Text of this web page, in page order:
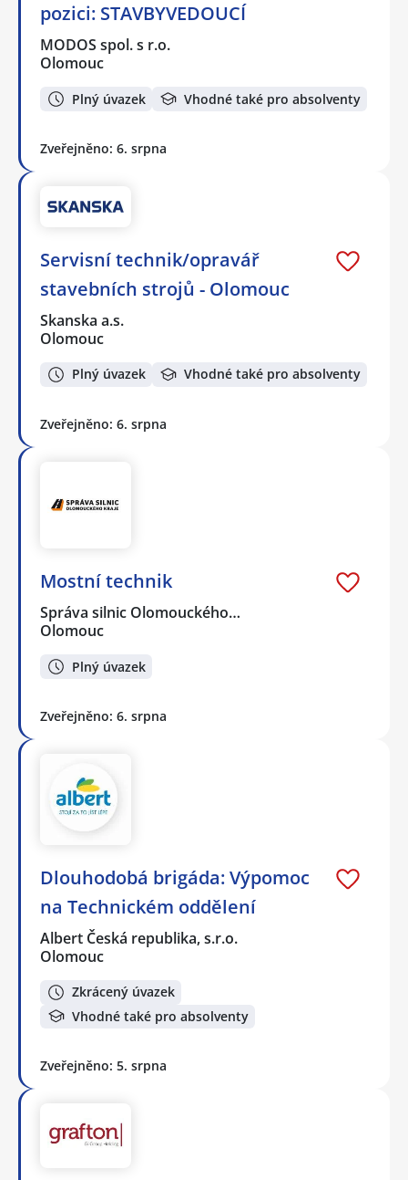
pozici: STAVBYVEDOUCÍ
MODOS spol. s r.o.
Olomouc
Plný úvazek Vhodné také pro absolventy
Zveřejněno: 6. srpna
Servisní technik/opravář
stavebních strojů - Olomouc
Skanska a.s.
Olomouc
Plný úvazek Vhodné také pro absolventy
Zveřejněno: 6. srpna
Mostní technik
Správa silnic Olomouckého…
Olomouc
Plný úvazek
Zveřejněno: 6. srpna
Dlouhodobá brigáda: Výpomoc
na Technickém oddělení
Albert Česká republika, s.r.o.
Olomouc
Zkrácený úvazek
Vhodné také pro absolventy
Zveřejněno: 5. srpna